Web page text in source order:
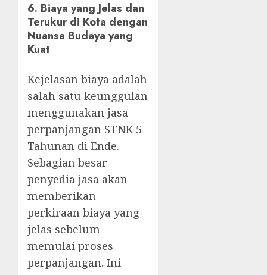
6. Biaya yang Jelas dan
Terukur di Kota dengan
Nuansa Budaya yang
Kuat
Kejelasan biaya adalah
salah satu keunggulan
menggunakan jasa
perpanjangan STNK 5
Tahunan di Ende.
Sebagian besar
penyedia jasa akan
memberikan
perkiraan biaya yang
jelas sebelum
memulai proses
perpanjangan. Ini